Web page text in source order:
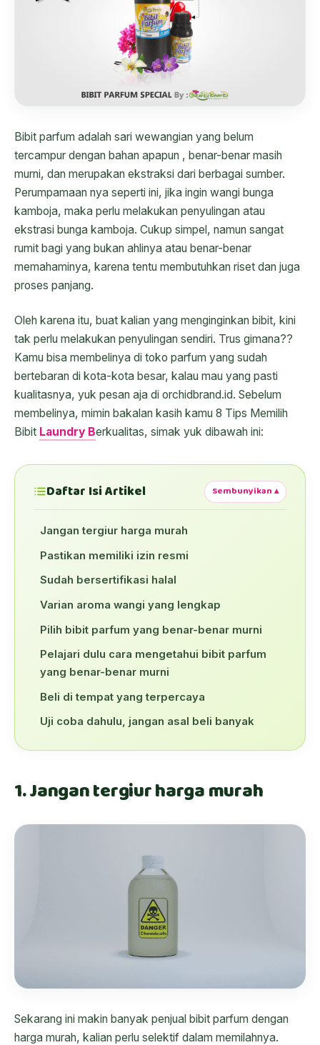
Bibit parfum adalah sari wewangian yang belum
tercampur dengan bahan apapun , benar-benar masih
murni, dan merupakan ekstraksi dari berbagai sumber.
Perumpamaan nya seperti ini, jika ingin wangi bunga
kamboja, maka perlu melakukan penyulingan atau
ekstrasi bunga kamboja. Cukup simpel, namun sangat
rumit bagi yang bukan ahlinya atau benar-benar
memahaminya, karena tentu membutuhkan riset dan juga
proses panjang.
Oleh karena itu, buat kalian yang menginginkan bibit, kini
tak perlu melakukan penyulingan sendiri. Trus gimana??
Kamu bisa membelinya di toko parfum yang sudah
bertebaran di kota-kota besar, kalau mau yang pasti
kualitasnya, yuk pesan aja di orchidbrand.id. Sebelum
membelinya, mimin bakalan kasih kamu 8 Tips Memilih
Bibit Laundry Berkualitas, simak yuk dibawah ini:
Daftar Isi Artikel Sembunyikan ▴
Jangan tergiur harga murah
Pastikan memiliki izin resmi
Sudah bersertifikasi halal
Varian aroma wangi yang lengkap
Pilih bibit parfum yang benar-benar murni
Pelajari dulu cara mengetahui bibit parfum
yang benar-benar murni
Beli di tempat yang terpercaya
Uji coba dahulu, jangan asal beli banyak
1. Jangan tergiur harga murah
Sekarang ini makin banyak penjual bibit parfum dengan
harga murah, kalian perlu selektif dalam memilahnya.